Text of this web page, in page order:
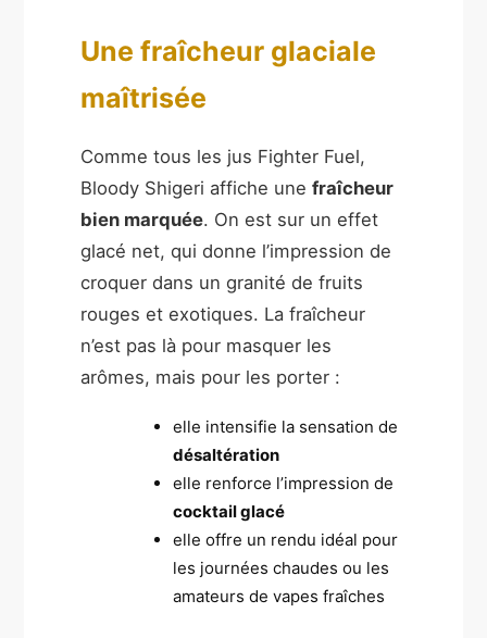
Une fraîcheur glaciale
maîtrisée
Comme tous les jus Fighter Fuel,
Bloody Shigeri affiche unefraîcheur
bien marquée. On est sur un effet
glacé net, qui donne l’impression de
croquer dans un granité de fruits
rouges et exotiques. La fraîcheur
n’est pas là pour masquer les
arômes, mais pour les porter :
elle intensifie la sensation de
désaltération
elle renforce l’impression de
cocktail glacé
elle offre un rendu idéal pour
les journées chaudes ou les
amateurs de vapes fraîches